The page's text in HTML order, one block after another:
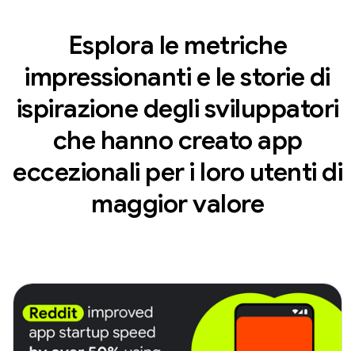
Esplora le metriche
impressionanti e le storie di
ispirazione degli sviluppatori
che hanno creato app
eccezionali per i loro utenti di
maggior valore